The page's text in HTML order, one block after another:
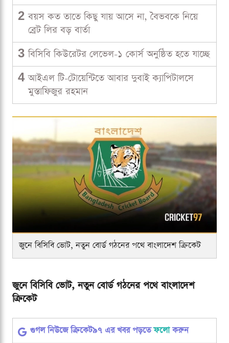
2 বয়স কত তাতে কিছু যায় আসে না, বৈভবকে নিয়ে
ব্রেট লির বড় বার্তা
3 বিসিবি কিউরেটর লেভেল-১ কোর্স অনুষ্ঠিত হতে যাচ্ছে
4 আইএল টি-টোয়েন্টিতে আবার দুবাই ক্যাপিটালসে
মুস্তাফিজুর রহমান
জুনে বিসিবি ভোট, নতুন বোর্ড গঠনের পথে বাংলাদেশ ক্রিকেট
জুনে বিসিবি ভোট, নতুন বোর্ড গঠনের পথে বাংলাদেশ
ক্রিকেট
গুগল নিউজে ক্রিকেট৯৭ এর খবর পড়তেফলোকরুন